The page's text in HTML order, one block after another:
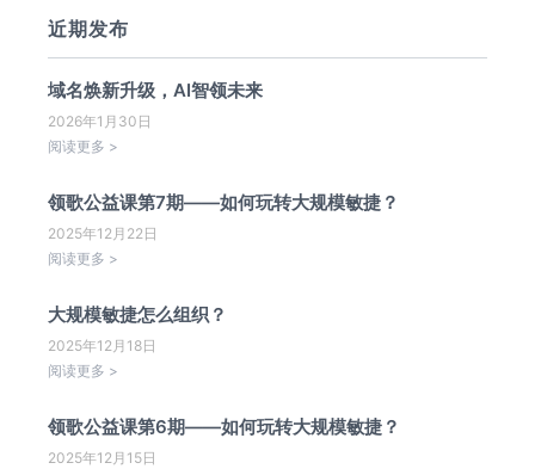
近期发布
域名焕新升级，AI智领未来
2026年1月30日
阅读更多 >
领歌公益课第7期——如何玩转大规模敏捷？
2025年12月22日
阅读更多 >
大规模敏捷怎么组织？
2025年12月18日
阅读更多 >
领歌公益课第6期——如何玩转大规模敏捷？
2025年12月15日